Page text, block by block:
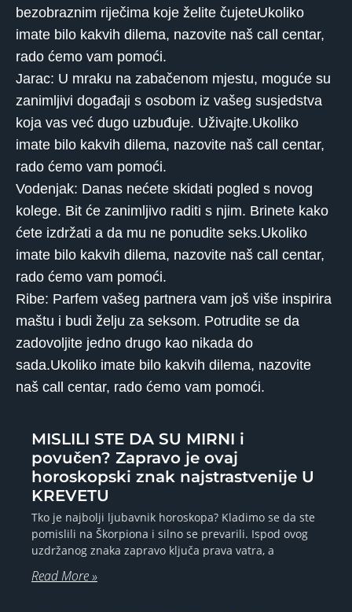
bezobraznim riječima koje želite čujeteUkoliko
imate bilo kakvih dilema, nazovite naš call centar,
rado ćemo vam pomoći.
Jarac: U mraku na zabačenom mjestu, moguće su
zanimljivi događaji s osobom iz vašeg susjedstva
koja vas već dugo uzbuđuje. Uživajte.Ukoliko
imate bilo kakvih dilema, nazovite naš call centar,
rado ćemo vam pomoći.
Vodenjak: Danas nećete skidati pogled s novog
kolege. Bit će zanimljivo raditi s njim. Brinete kako
ćete izdržati a da mu ne ponudite seks.Ukoliko
imate bilo kakvih dilema, nazovite naš call centar,
rado ćemo vam pomoći.
Ribe: Parfem vašeg partnera vam još više inspirira
maštu i budi želju za seksom. Potrudite se da
zadovoljite jedno drugo kao nikada do
sada.Ukoliko imate bilo kakvih dilema, nazovite
naš call centar, rado ćemo vam pomoći.
MISLILI STE DA SU MIRNI i
povučen? Zapravo je ovaj
horoskopski znak najstrastvenije U
KREVETU
Tko je najbolji ljubavnik horoskopa? Kladimo se da ste
pomislili na Škorpiona i silno se prevarili. Ispod ovog
uzdržanog znaka zapravo ključa prava vatra, a
Read More »